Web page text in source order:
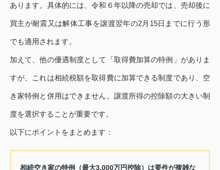
あります。具体的には、令和６年以降の売却では、売却後に
買主が耐震又は解体工事を譲渡翌年の2月15日までに行う形
でも適用されます。
加えて、他の優遇制度として「取得費加算の特例」がありま
すが、これは相続税額を取得費に加算できる制度であり、空
き家特例と併用はできません。譲渡所得の控除額の大きい制
度を選択することが重要です。
以下にポイントをまとめます：
相続空き家の特例（最大3,000万円控除）は要件が複雑な